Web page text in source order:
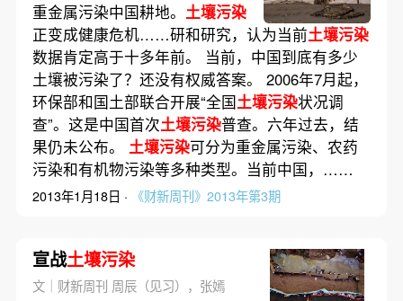
重金属污染中国耕地。 土壤污染
正变成健康危机……研和研究，认为当前土壤污染
数据肯定高于十多年前。 当前，中国到底有多少
土壤被污染了？还没有权威答案。 2006年7月起，
环保部和国土部联合开展“全国土壤污染状况调
查”。这是中国首次土壤污染普查。六年过去，结
果仍未公布。 土壤污染可分为重金属污染、农药
污染和有机物污染等多种类型。当前中国，……
2013年1月18日 · 《财新周刊》2013年第3期
宣战土壤污染
文｜财新周刊 周辰（见习），张嫣